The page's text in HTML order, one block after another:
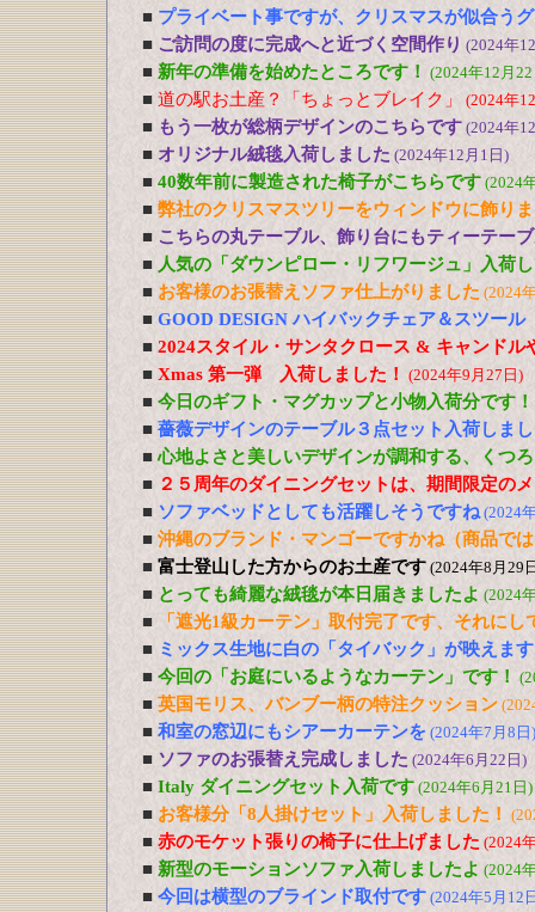
■ プライベート事ですが、クリスマスが似合う
■ ご訪問の度に完成へと近づく空間作り (2024年
■ 新年の準備を始めたところです！ (2024年12月
■ 道の駅お土産？「ちょっとブレイク」 (2024年
■ もう一枚が総柄デザインのこちらです (2024年
■ オリジナル絨毯入荷しました (2024年12月1日)
■ 40数年前に製造された椅子がこちらです (2024
■ 弊社のクリスマスツリーをウィンドウに飾り
■ こちらの丸テーブル、飾り台にもティーテー
■ 人気の「ダウンピロー・リフワージュ」入荷
■ お客様のお張替えソファ仕上がりました (2024
■ GOOD DESIGN ハイバックチェア＆スツー
■ 2024スタイル・サンタクロース & キャンドル
■ Xmas 第一弾 入荷しました！ (2024年9月27日)
■ 今日のギフト・マグカップと小物入荷分です！
■ 薔薇デザインのテーブル３点セット入荷しま
■ 心地よさと美しいデザインが調和する、くつ
■ ２５周年のダイニングセットは、期間限定の
■ ソファベッドとしても活躍しそうですね(2024
■ 沖縄のブランド・マンゴーですかね（商品で
■ 富士登山した方からのお土産です (2024年8月29
■ とっても綺麗な絨毯が本日届きましたよ (2024
■
「遮光1級カーテン」取付完了です、それに
■ ミックス生地に白の「タイバック」が映えま
■ 今回の「お庭にいるようなカーテン」です！
■ 英国モリス、バンブー柄の特注クッション
■ 和室の窓辺にもシアーカーテンを (2024年7月8日)
■ ソファのお張替え完成しました (2024年6月22日)
■ Italy ダイニングセット入荷です (2024年6月21日)
■ お客様分「8人掛けセット」入荷しました！
■ 赤のモケット張りの椅子に仕上げました (2024
■ 新型のモーションソファ入荷しましたよ (2024
■ 今回は横型のブラインド取付です (2024年5月12